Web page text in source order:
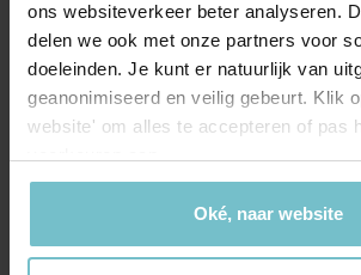
ons websiteverkeer beter analyseren.
delen we ook met onze partners voor
doeleinden. Je kunt er natuurlijk van
geanonimiseerd en veilig gebeurt. Klik
website' om alles te accepteren of pas
Oké, naar website
Onze kantoren
Helmond
Hoofdstraat 155
5706 AL Helmond
5615 CJ